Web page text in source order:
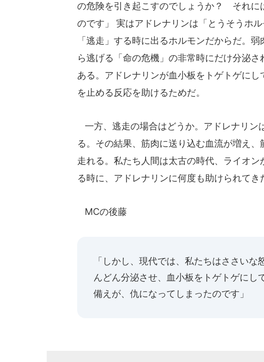
の危険を引き起こすのでしょうか？ それに
のです」 実はアドレナリンは「とうそうホ
「逃走」する時に出るホルモンだからだ。
ら逃げる「命の危機」の非常時にだけ分泌
ある。アドレナリンが血小板をトゲトゲに
を止める反応を助けるためだ。
一方、逃走の場合はどうか。アドレナリン
る。その結果、筋肉に送り込む血流が増え
走れる。私たち人間は太古の時代、ライオ
る時に、アドレナリンに何度も助けられてき
MCの後藤
「しかし、現代では、私たちはささい
んどん分泌させ、血小板をトゲトゲにし
備えが、仇になってしまったのです」